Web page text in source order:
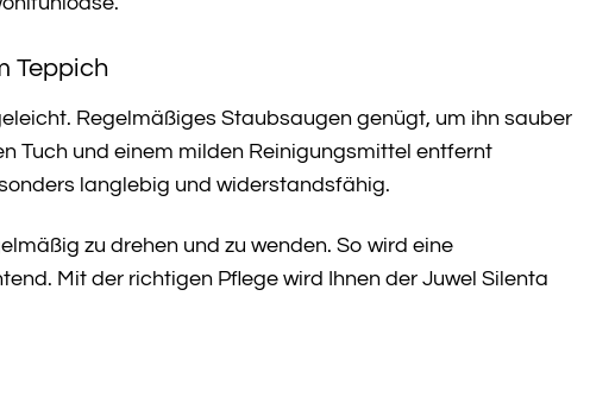
Teppich
Regelmäßiges Staubsaugen genügt, um ihn sauber
Tuch und einem milden Reinigungsmittel entfernt
langlebig und widerstandsfähig.
zu drehen und zu wenden. So wird eine
Mit der richtigen Pflege wird Ihnen der Juwel Silenta